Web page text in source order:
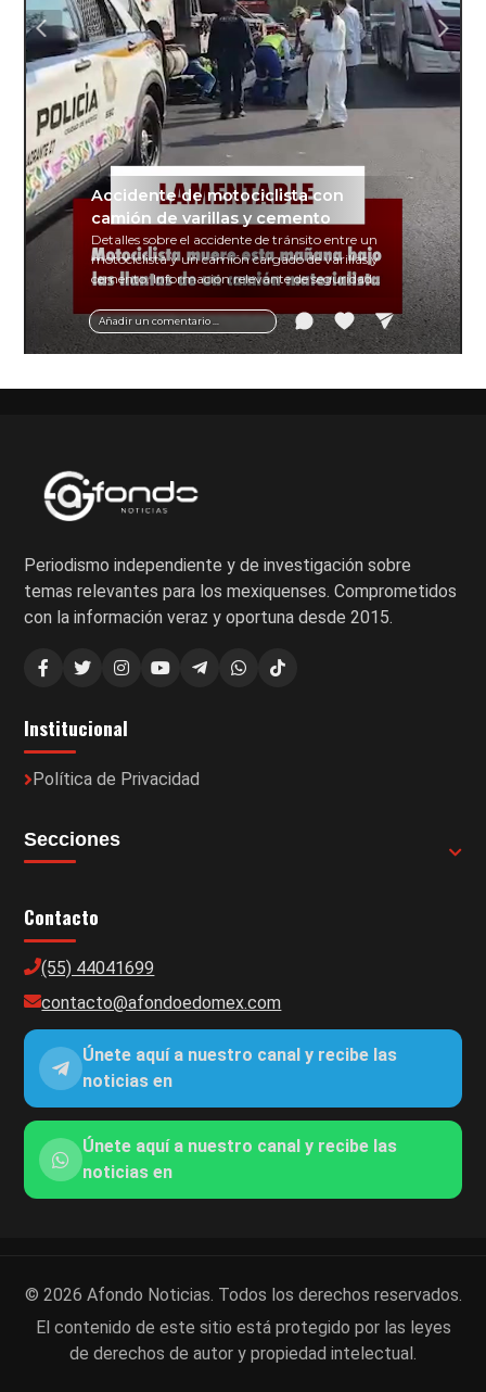
Añadir un comentario ...
Accidente de motociclista con
camión de varillas y cemento
Detalles sobre el accidente de tránsito entre un
motociclista y un camión cargado de varillas y
cemento. Información relevante de seguridad
vial y recomendaciones para motociclistas.
Periodismo independiente y de investigación sobre
temas relevantes para los mexiquenses. Comprometidos
con la información veraz y oportuna desde 2015.
Institucional
Política de Privacidad
Secciones
Contacto
(55) 44041699
contacto@afondoedomex.com
Únete aquí a nuestro canal y recibe las
noticias en
Únete aquí a nuestro canal y recibe las
noticias en
© 2026 Afondo Noticias. Todos los derechos reservados.
El contenido de este sitio está protegido por las leyes
de derechos de autor y propiedad intelectual.